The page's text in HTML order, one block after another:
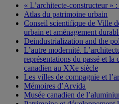
« L’architecte-constructeur »
Atlas du patrimoine urbain
Conseil scientifique de Ville
urbain et aménagement
Deindustrialization and the
L’autre modernité.
représentations du passé et la
canadien au XXe siècle
Les villes de compagnie et
Mémoires d’Arvida
Musée canadien de